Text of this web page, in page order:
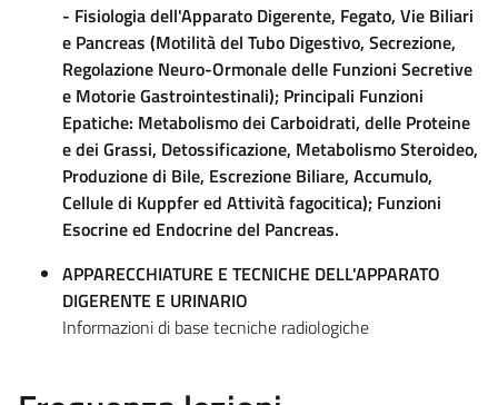
- Fisiologia dell'Apparato Digerente, Fegato, Vie Biliari
e Pancreas (Motilità del Tubo Digestivo, Secrezione,
Regolazione Neuro-Ormonale delle Funzioni Secretive
e Motorie Gastrointestinali); Principali Funzioni
Epatiche: Metabolismo dei Carboidrati, delle Proteine
e dei Grassi, Detossificazione, Metabolismo Steroideo,
Produzione di Bile, Escrezione Biliare, Accumulo,
Cellule di Kuppfer ed Attività fagocitica); Funzioni
Esocrine ed Endocrine del Pancreas.
APPARECCHIATURE E TECNICHE DELL'APPARATO
DIGERENTE E URINARIO
Informazioni di base tecniche radiologiche